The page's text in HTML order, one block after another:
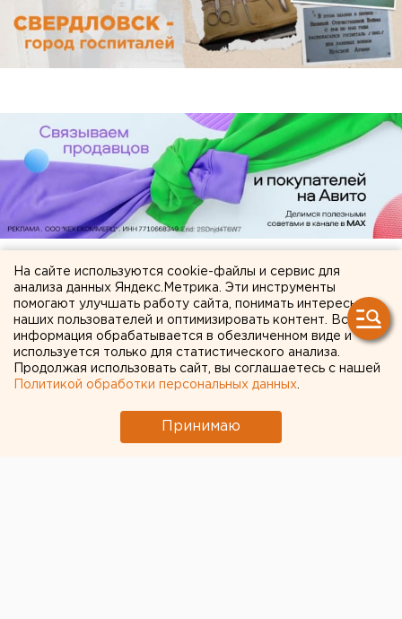
ЧИТАЙТЕ ТАКЖЕ:
Режим БПЛА-опасности ввели в Пермском
крае
Участок с челябинским элеватором выставят
Город в Свердловской области подтопило
На сайте используются cookie-файлы и сервис для
анализа данных Яндекс.Метрика. Эти инструменты
помогают улучшать работу сайта, понимать интересы
наших пользователей и оптимизировать контент. Вся
информация обрабатывается в обезличенном виде и
используется только для статистического анализа.
Продолжая использовать сайт, вы соглашаетесь с нашей
Политикой обработки персональных данных
Принимаю